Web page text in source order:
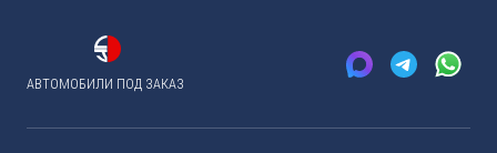
АВТОМОБИЛИ ПОД ЗАКАЗ